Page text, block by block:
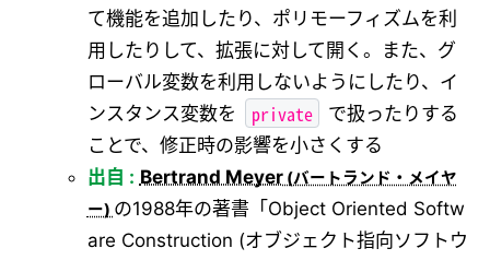
て機能を追加したり、ポリモーフィズムを利
用したりして、拡張に対して開く。また、グ
ローバル変数を利用しないようにしたり、イ
ンスタンス変数を
private
で扱ったりする
ことで、修正時の影響を小さくする
出自 : Bertrand Meyer
の1988年の著書「Object Oriented Softw
are Construction (オブジェクト指向ソフトウ